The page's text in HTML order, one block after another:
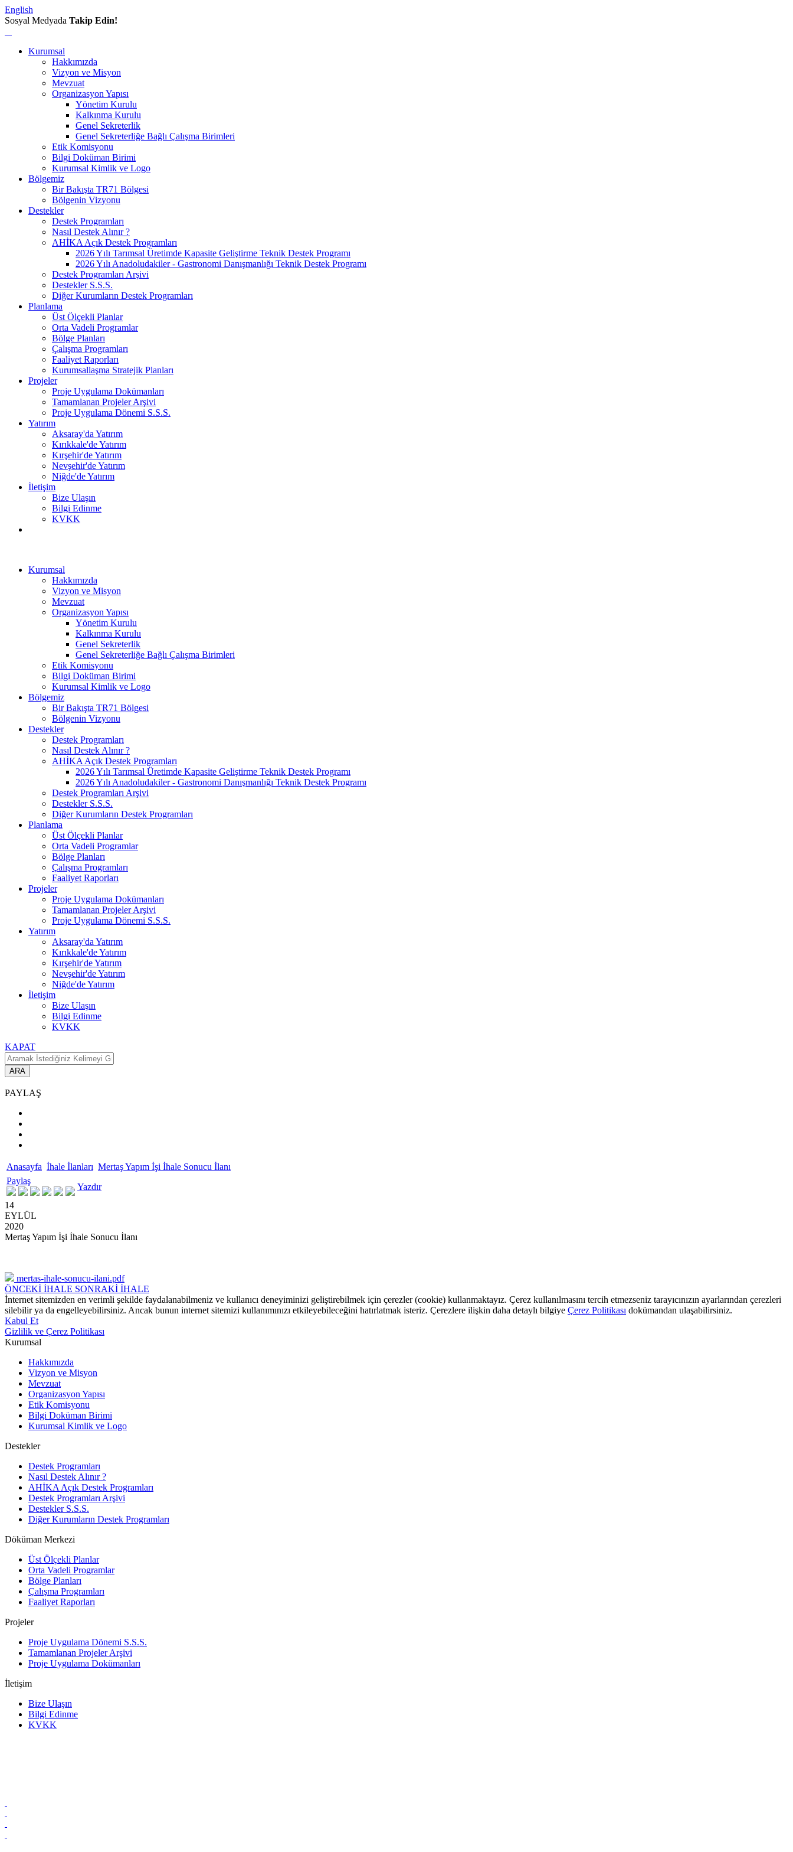
English
Sosyal Medyada Takip Edin!
Kurumsal
Hakkımızda
Vizyon ve Misyon
Mevzuat
Organizasyon Yapısı
Yönetim Kurulu
Kalkınma Kurulu
Genel Sekreterlik
Genel Sekreterliğe Bağlı Çalışma Birimleri
Etik Komisyonu
Bilgi Doküman Birimi
Kurumsal Kimlik ve Logo
Bölgemiz
Bir Bakışta TR71 Bölgesi
Bölgenin Vizyonu
Destekler
Destek Programları
Nasıl Destek Alınır ?
AHİKA Açık Destek Programları
2026 Yılı Tarımsal Üretimde Kapasite Geliştirme Teknik Destek Programı
2026 Yılı Anadoludakiler - Gastronomi Danışmanlığı Teknik Destek Programı
Destek Programları Arşivi
Destekler S.S.S.
Diğer Kurumların Destek Programları
Planlama
Üst Ölçekli Planlar
Orta Vadeli Programlar
Bölge Planları
Çalışma Programları
Faaliyet Raporları
Kurumsallaşma Stratejik Planları
Projeler
Proje Uygulama Dokümanları
Tamamlanan Projeler Arşivi
Proje Uygulama Dönemi S.S.S.
Yatırım
Aksaray'da Yatırım
Kırıkkale'de Yatırım
Kırşehir'de Yatırım
Nevşehir'de Yatırım
Niğde'de Yatırım
İletişim
Bize Ulaşın
Bilgi Edinme
KVKK
Kurumsal
Hakkımızda
Vizyon ve Misyon
Mevzuat
Organizasyon Yapısı
Yönetim Kurulu
Kalkınma Kurulu
Genel Sekreterlik
Genel Sekreterliğe Bağlı Çalışma Birimleri
Etik Komisyonu
Bilgi Doküman Birimi
Kurumsal Kimlik ve Logo
Bölgemiz
Bir Bakışta TR71 Bölgesi
Bölgenin Vizyonu
Destekler
Destek Programları
Nasıl Destek Alınır ?
AHİKA Açık Destek Programları
2026 Yılı Tarımsal Üretimde Kapasite Geliştirme Teknik Destek Programı
2026 Yılı Anadoludakiler - Gastronomi Danışmanlığı Teknik Destek Programı
Destek Programları Arşivi
Destekler S.S.S.
Diğer Kurumların Destek Programları
Planlama
Üst Ölçekli Planlar
Orta Vadeli Programlar
Bölge Planları
Çalışma Programları
Faaliyet Raporları
Projeler
Proje Uygulama Dokümanları
Tamamlanan Projeler Arşivi
Proje Uygulama Dönemi S.S.S.
Yatırım
Aksaray'da Yatırım
Kırıkkale'de Yatırım
Kırşehir'de Yatırım
Nevşehir'de Yatırım
Niğde'de Yatırım
İletişim
Bize Ulaşın
Bilgi Edinme
KVKK
KAPAT
ARA
PAYLAŞ
Anasayfa İhale İlanları Mertaş Yapım İşi İhale Sonucu İlanı
Paylaş
Yazdır
14
EYLÜL
2020
Mertaş Yapım İşi İhale Sonucu İlanı
mertas-ihale-sonucu-ilani.pdf
ÖNCEKİ İHALE SONRAKİ İHALE
İnternet sitemizden en verimli şekilde faydalanabilmeniz ve kullanıcı deneyiminizi geliştirebilmek için çerezler (cookie) kullanmaktayız. Çerez kullanılmasını tercih etmezseniz tarayıcınızın ayarlarından çerezleri
silebilir ya da engelleyebilirsiniz. Ancak bunun internet sitemizi kullanımınızı etkileyebileceğini hatırlatmak isteriz. Çerezlere ilişkin daha detaylı bilgiye Çerez Politikası dokümandan ulaşabilirsiniz.
Kabul Et
Gizlilik ve Çerez Politikası
Kurumsal
Hakkımızda
Vizyon ve Misyon
Mevzuat
Organizasyon Yapısı
Etik Komisyonu
Bilgi Doküman Birimi
Kurumsal Kimlik ve Logo
Destekler
Destek Programları
Nasıl Destek Alınır ?
AHİKA Açık Destek Programları
Destek Programları Arşivi
Destekler S.S.S.
Diğer Kurumların Destek Programları
Döküman Merkezi
Üst Ölçekli Planlar
Orta Vadeli Programlar
Bölge Planları
Çalışma Programları
Faaliyet Raporları
Projeler
Proje Uygulama Dönemi S.S.S.
Tamamlanan Projeler Arşivi
Proje Uygulama Dokümanları
İletişim
Bize Ulaşın
Bilgi Edinme
KVKK